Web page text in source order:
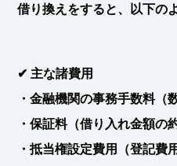
借り換えをすると、以下の
✔ 主な諸費用
・金融機関の事務手数料（
・保証料（借り入れ金額の
・抵当権設定費用（登記費用